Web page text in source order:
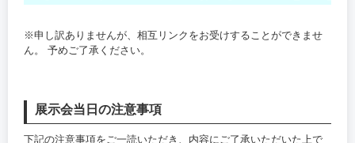
※申し訳ありませんが、相互リンクをお受けすることができませ
ん。 予めご了承ください。
展示会当日の注意事項
下記の注意事項をご一読いただき、内容にご了承いただいた上で